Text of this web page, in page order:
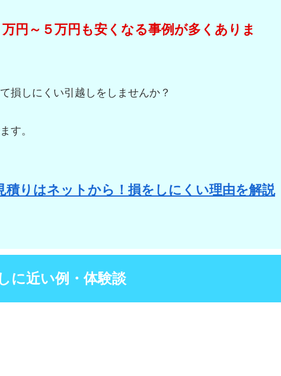
万円～５万円も安くなる事例が多くありま
損しにくい引越しをしませんか？
す。
積りはネットから！損をしにくい理由を解説
に近い例・体験談